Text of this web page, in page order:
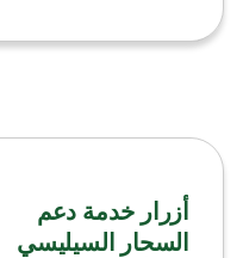
أزرار خدمة دعم
السحار السيليسي